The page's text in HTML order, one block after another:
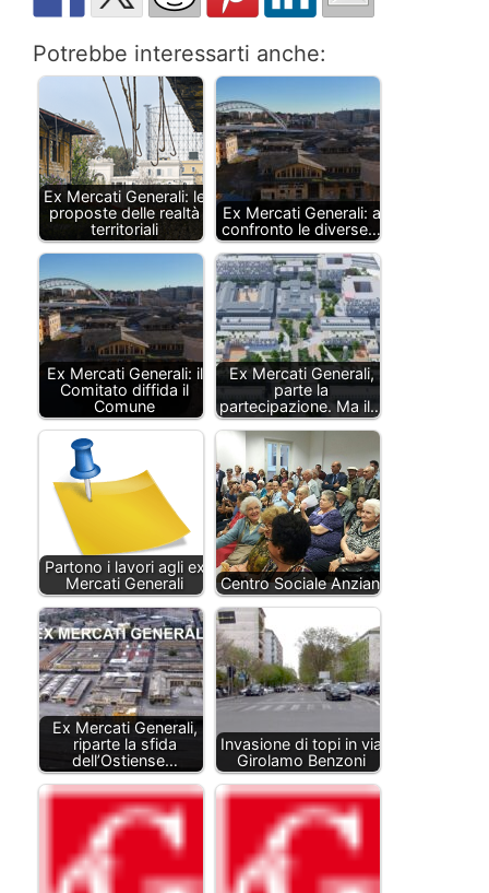
Potrebbe interessarti anche:
Ex Mercati Generali: le
proposte delle realtà
territoriali
Ex Mercati Generali: a
confronto le diverse…
Ex Mercati Generali: il
Comitato diffida il
Comune
Ex Mercati Generali,
parte la
partecipazione. Ma il…
Partono i lavori agli ex
Mercati Generali
Centro Sociale Anziani
Ex Mercati Generali,
riparte la sfida
dell’Ostiense…
Invasione di topi in via
Girolamo Benzoni